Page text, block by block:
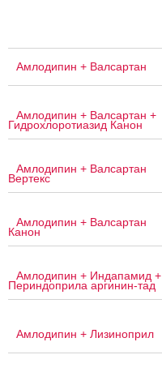
Амлодипин + Валсартан
Амлодипин + Валсартан +
Гидрохлоротиазид Канон
Амлодипин + Валсартан
Вертекс
Амлодипин + Валсартан
Канон
Амлодипин + Индапамид +
Периндоприла аргинин-тад
Амлодипин + Лизиноприл